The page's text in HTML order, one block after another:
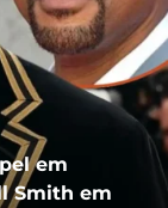
em
Smith em